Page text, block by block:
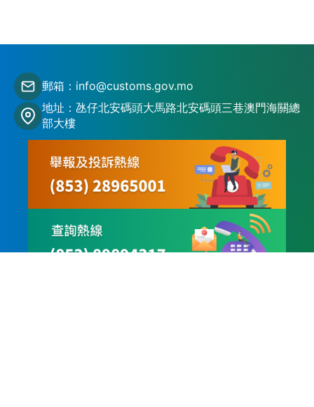
郵箱：info@customs.gov.mo
地址：氹仔北安碼頭大馬路北安碼頭三巷澳門海關總
部大樓